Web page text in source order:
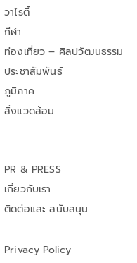
วาไรตี้
กีฬา
ท่องเที่ยว – ศิลปวัฒนธรรม
ประชาสัมพันธ์
ภูมิภาค
สิ่งแวดล้อม
PR & PRESS
เกี่ยวกับเรา
ติดต่อและ สนับสนุน
Privacy Policy